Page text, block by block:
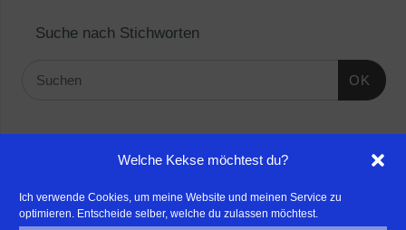
Welche Kekse möchtest du?
Ich verwende Cookies, um meine Website und meinen Service zu
optimieren. Entscheide selber, welche du zulassen möchtest.
Suche nach Stichworten
OK
- Für professionelle Fotografen, die ihre Stärken mehr in den
Fokus rücken wollen, empfehle ich eine Beratung durch Frau